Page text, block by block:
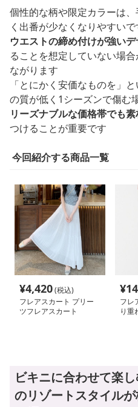
個性的な柄や限定カラーは
く出番が少なくなりやすいで
ウエストの締め付けが強い
ることを想定していない場
ながります
「とにかく安価なものを」
の質が低く1シーズンで傷む
リーズナブルな価格帯でも
つけることが重要です
今回紹介する商品一覧
¥4,420(税込)
フレアスカート プリー
ツフレアスカート
¥
フレ
り重
ビキニに合わせて楽
のリゾートスタイル